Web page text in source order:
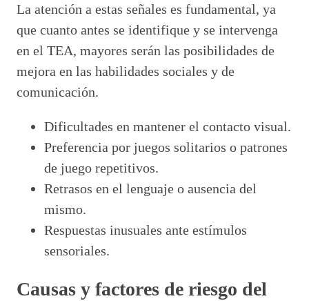
La atención a estas señales es fundamental, ya
que cuanto antes se identifique y se intervenga
en el TEA, mayores serán las posibilidades de
mejora en las habilidades sociales y de
comunicación.
Dificultades en mantener el contacto visual.
Preferencia por juegos solitarios o patrones
de juego repetitivos.
Retrasos en el lenguaje o ausencia del
mismo.
Respuestas inusuales ante estímulos
sensoriales.
Causas y factores de riesgo del